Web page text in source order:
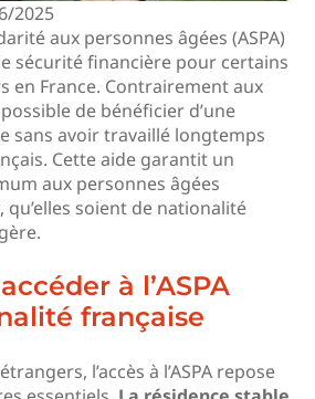
2025
aux personnes âgées (ASPA)
sécurité financière pour certains
en France. Contrairement aux
de bénéficier d’une
sans avoir travaillé longtemps
Cette aide garantit un
aux personnes âgées
qu’elles soient de nationalité
à l’ASPA
française
l’accès à l’ASPA repose